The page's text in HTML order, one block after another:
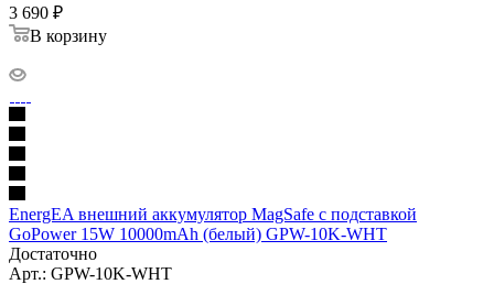
3 690 ₽
В корзину
EnergEA внешний аккумулятор MagSafe с подставкой
GoPower 15W 10000mAh (белый) GPW-10K-WHT
Достаточно
Арт.: GPW-10K-WHT